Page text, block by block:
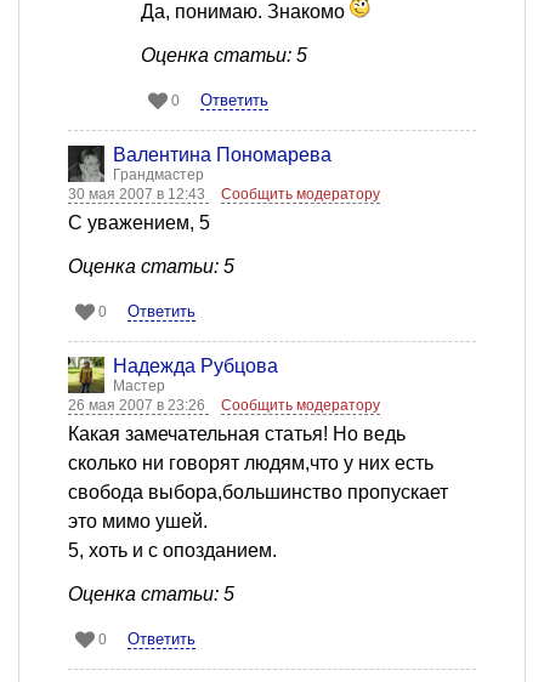
Да, понимаю. Знакомо
Оценка статьи: 5
0 Ответить
Валентина Пономарева
Грандмастер
30 мая 2007 в 12:43
Сообщить модератору
С уважением, 5
Оценка статьи: 5
0 Ответить
Надежда Рубцова
Мастер
26 мая 2007 в 23:26
Сообщить модератору
Какая замечательная статья! Но ведь
сколько ни говорят людям,что у них есть
свобода выбора,большинство пропускает
это мимо ушей.
5, хоть и с опозданием.
Оценка статьи: 5
0 Ответить